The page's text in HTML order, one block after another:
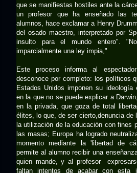
que se manifiestas hostiles ante la
un profesor que ha enseñado las
alumnos, hace exclamar a Henry
del osado maestro, interpretado por
insulto para el mundo entero".
imparcialmente una ley impia,"
Este proceso informa al
desconoce por completo: los políticos
Estados Unidos imponen su ideología
en la que no se puede explicar a
en la privada, que goza de total
élites, lo que, de ser cierto,denuncia de
la utilización de la educación con fines
las masas; Europa ha logrado
momento mediante la 'libertad de
permite al alumno recibir una
quien mande, y al profesor
faltan intentos de acabar con esta